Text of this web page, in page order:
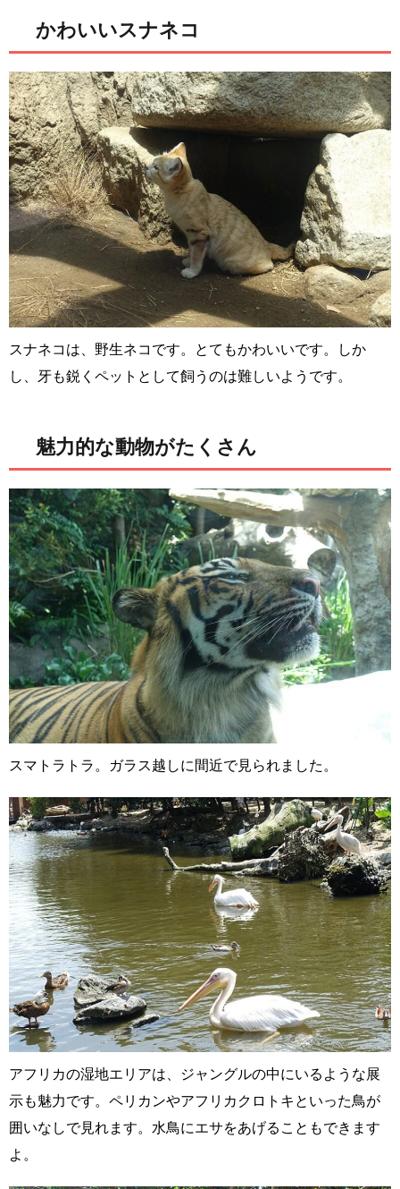
かわいいスナネコ
スナネコは、野生ネコです。とてもかわいいです。しか
し、牙も鋭くペットとして飼うのは難しいようです。
魅力的な動物がたくさん
スマトラトラ。ガラス越しに間近で見られました。
アフリカの湿地エリアは、ジャングルの中にいるような展
示も魅力です。ペリカンやアフリカクロトキといった鳥が
囲いなしで見れます。水鳥にエサをあげることもできます
よ。